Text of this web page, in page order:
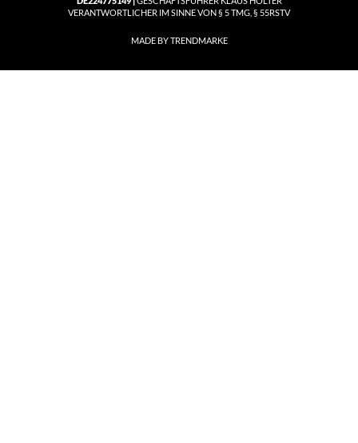
VERANTWORTLICHER IM SINNE VON § 5 TMG, § 55RSTV
MADE BY TRENDMARKE